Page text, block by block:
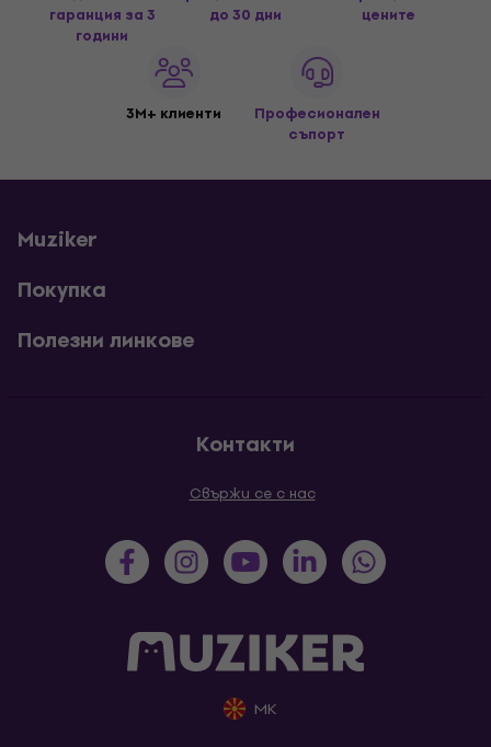
гаранция за 3
години
до 30 дни
цените
3M+ клиенти
Професионален
съпорт
Muziker
Покупка
Полезни линкове
Контакти
Свържи се с нас
MK